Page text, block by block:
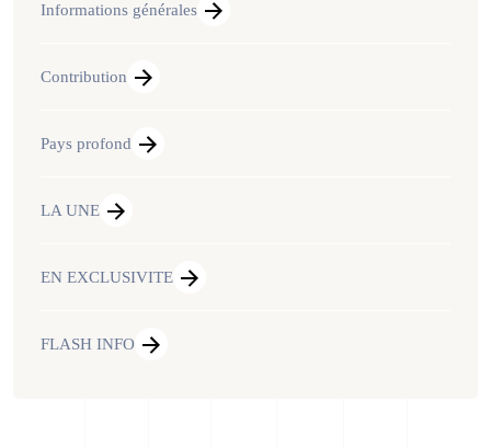
Informations générales
Contribution
Pays profond
LA UNE
EN EXCLUSIVITE
FLASH INFO